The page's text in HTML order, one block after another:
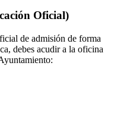
Oficial)
de admisión de forma
, debes acudir a la oficina